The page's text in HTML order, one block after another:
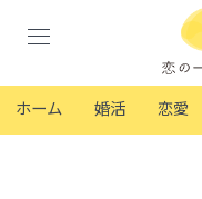
ホーム 婚活 恋愛